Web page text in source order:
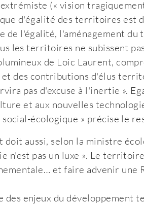
(« vision
d'égalité des territoires est
de l'égalité, l'aménagement
les territoires ne subissent
de Loic Laurent,
des contributions d'élus
pas d'excuse à l'inertie ».
et aux nouvelles
écologique » précise le
aussi, selon la ministre
n'est pas un luxe ». Le
et faire advenir une
des enjeux du développement